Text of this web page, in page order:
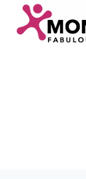
Doorgaan